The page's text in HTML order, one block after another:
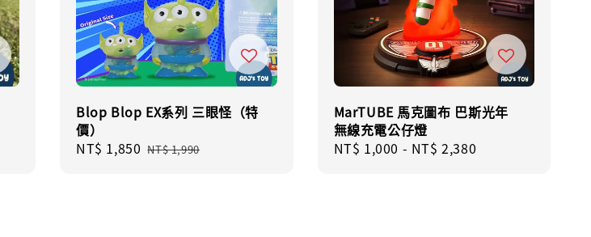
Blop Blop EX系列 三眼怪（特
價）
Sale
NT$ 1,850 Regular
NT$ 1,990
MarTUBE 馬克圖布 巴斯光年
無線充電公仔燈
Regular
NT$ 1,000 - NT$ 2,380